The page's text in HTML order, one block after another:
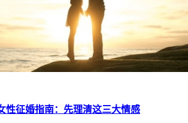
性征婚指南：先理清这三大情感